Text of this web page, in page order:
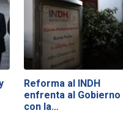
Reforma al INDH
enfrenta al Gobierno
con la…